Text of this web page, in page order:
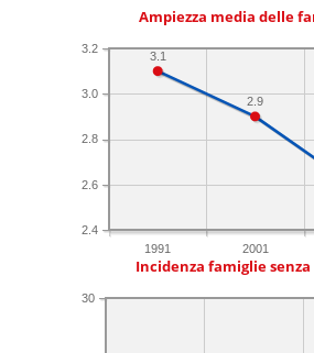
Ampiezza media delle
1991 2001
2.4
2.6
2.8
3.0
3.2
2.9
3.1
Incidenza famiglie
30